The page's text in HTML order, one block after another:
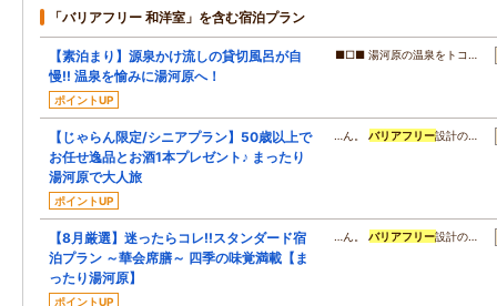
「バリアフリー 和洋室」を含む宿泊プラン
【素泊まり】源泉かけ流しの貸切風呂が自
慢!! 温泉を愉みに湯河原へ！
ポイントUP
■□■ 湯河原の温泉をトコ…
【じゃらん限定/シニアプラン】50歳以上で
お任せ逸品とお酒1本プレゼント♪ まったり
湯河原で大人旅
ポイントUP
…ん。バリアフリー設計の…
【8月厳選】迷ったらコレ!!スタンダード宿
泊プラン ～華会席膳～ 四季の味覚満載【ま
ったり湯河原】
ポイントUP
…ん。バリアフリー設計の…